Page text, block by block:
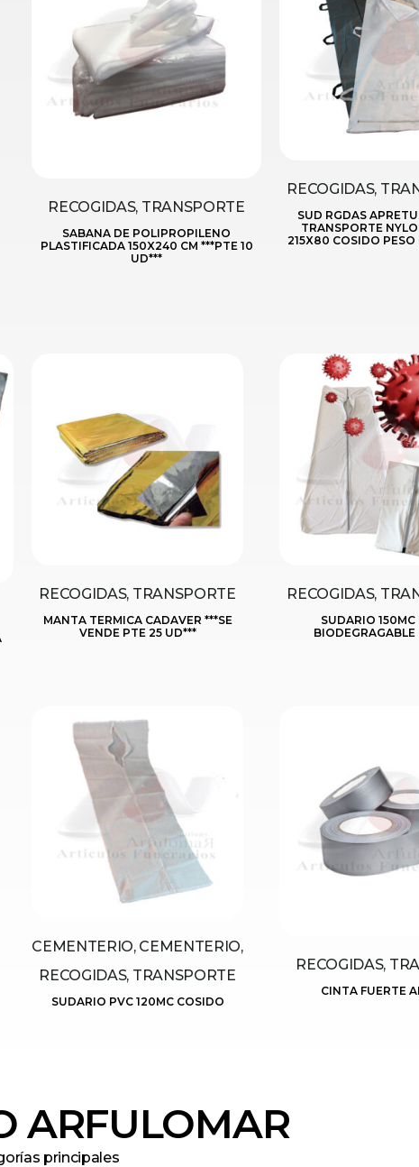
RECOGIDAS, TRANSPORTE
SABANA DE POLIPROPILENO
PLASTIFICADA 150X240 CM ***PTE 10
UD***
RECOGIDAS,
SUD RGDAS
TRANSPORTE
215X80 COSIDO PESO
RECOGIDAS, TRANSPORTE
MANTA TERMICA CADAVER ***SE
VENDE PTE 25 UD***
RECOGIDAS,
SUDARIO 150MC
BIODEGRAGABLE
CEMENTERIO, CEMENTERIO,
RECOGIDAS, TRANSPORTE
SUDARIO PVC 120MC COSIDO
RECOGIDAS,
CINTA FUERTE
ARFULOMAR
principales